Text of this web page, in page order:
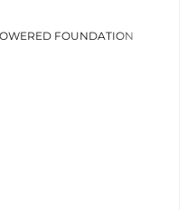
FOUNDATION